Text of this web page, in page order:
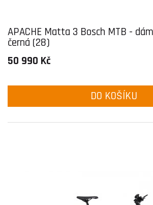
APACHE Matta 3 Bosch MTB -
černá (28)
50 990 Kč
DO KOŠÍKU